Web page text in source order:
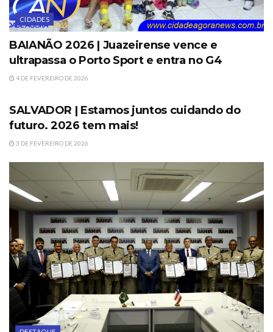
CIDADES
BAIANÃO 2026 | Juazeirense vence e
ultrapassa o Porto Sport e entra no G4
4 DE FEVEREIRO DE 2026
SALVADOR | Estamos juntos cuidando do
futuro. 2026 tem mais!
3 DE FEVEREIRO DE 2026